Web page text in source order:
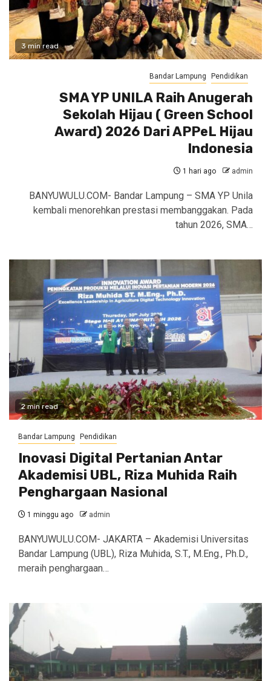
3 min read
Bandar Lampung Pendidikan
SMA YP UNILA Raih Anugerah
Sekolah Hijau ( Green School
Award) 2026 Dari APPeL Hijau
Indonesia
1 hari ago admin
BANYUWULU.COM- Bandar Lampung – SMA YP Unila
kembali menorehkan prestasi membanggakan. Pada
tahun 2026, SMA…
2 min read
Bandar Lampung Pendidikan
Inovasi Digital Pertanian Antar
Akademisi UBL, Riza Muhida Raih
Penghargaan Nasional
1 minggu ago admin
BANYUWULU.COM- JAKARTA – Akademisi Universitas
Bandar Lampung (UBL), Riza Muhida, S.T., M.Eng., Ph.D.,
meraih penghargaan…